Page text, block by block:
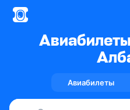
Авиабилеты